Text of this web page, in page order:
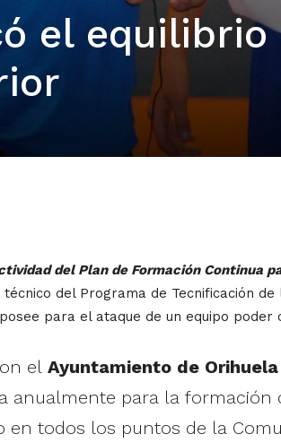
el equilibrio
del Plan de Formación Continua
del Programa de Tecnificación
para el ataque de un equipo
elAyuntamiento de Orihuela
anualmente para la
en todos los puntos de la